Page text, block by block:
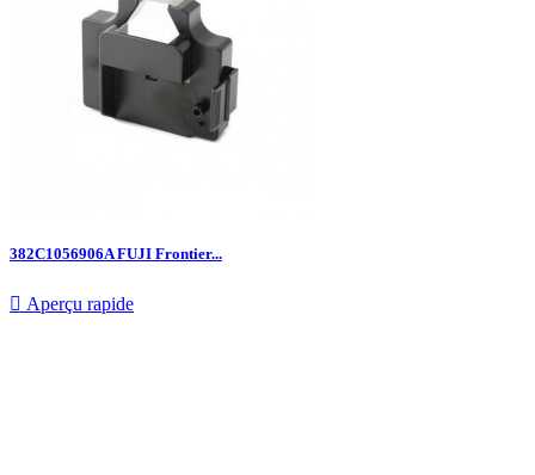
382C1056906A FUJI Frontier...
 Aperçu rapide